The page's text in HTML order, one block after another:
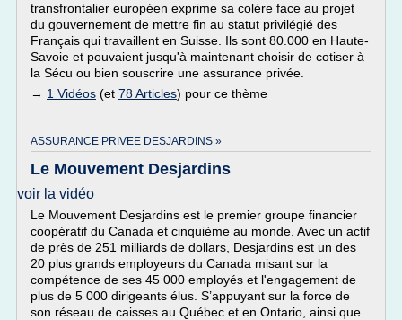
transfrontalier européen exprime sa colère face au projet
du gouvernement de mettre fin au statut privilégié des
Français qui travaillent en Suisse. Ils sont 80.000 en Haute-
Savoie et pouvaient jusqu'à maintenant choisir de cotiser à
la Sécu ou bien souscrire une assurance privée.
→ 1 Vidéos (et 78 Articles) pour ce thème
ASSURANCE PRIVEE DESJARDINS »
Le Mouvement Desjardins
voir la vidéo
Le Mouvement Desjardins est le premier groupe financier
coopératif du Canada et cinquième au monde. Avec un actif
de près de 251 milliards de dollars, Desjardins est un des
20 plus grands employeurs du Canada misant sur la
compétence de ses 45 000 employés et l'engagement de
plus de 5 000 dirigeants élus. S’appuyant sur la force de
son réseau de caisses au Québec et en Ontario, ainsi que